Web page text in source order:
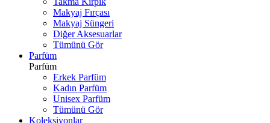
Makyaj Fırçası
Makyaj Süngeri
Diğer Aksesuarlar
Tümünü Gör
Parfüm
Parfüm
Erkek Parfüm
Kadın Parfüm
Unisex Parfüm
Tümünü Gör
Koleksiyonlar